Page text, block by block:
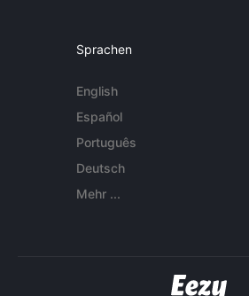
Sprachen
English
Español
Português
Deutsch
Mehr ...